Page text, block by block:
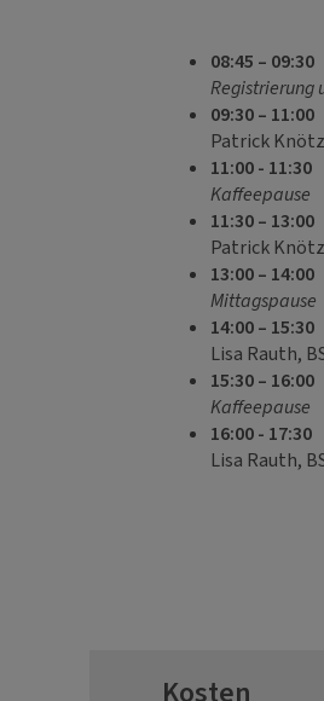
08:45 – 09:30
Registrierung
09:30 – 11:00
Patrick
11:00 - 11:30
Kaffeepause
11:30 – 13:00
Patrick
13:00 – 14:00
Mittagspause
14:00 – 15:30
Lisa Rauth,
15:30 – 16:00
Kaffeepause
16:00 - 17:30
Lisa Rauth,